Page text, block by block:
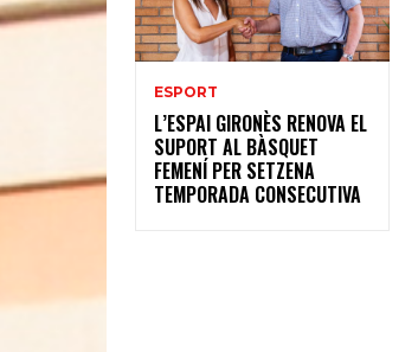
ESPORT
L’ESPAI GIRONÈS RENOVA EL
SUPORT AL BÀSQUET
FEMENÍ PER SETZENA
TEMPORADA CONSECUTIVA